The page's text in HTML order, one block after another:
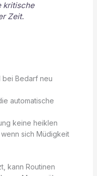
kritische
Zeit.
bei Bedarf neu
automatische
keine heiklen
sich Müdigkeit
kann Routinen